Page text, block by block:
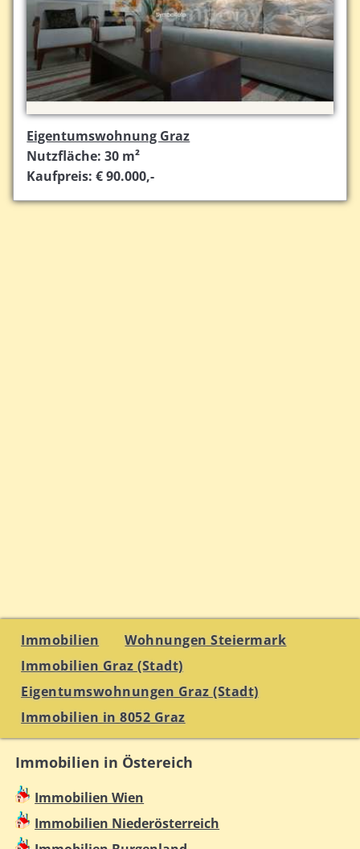
Eigentumswohnung Graz
Nutzfläche: 30 m²
Kaufpreis: € 90.000,-
Immobilien
Wohnungen Steiermark
Immobilien Graz (Stadt)
Eigentumswohnungen Graz (Stadt)
Immobilien in 8052 Graz
Immobilien in Östereich
Immobilien Wien
Immobilien Niederösterreich